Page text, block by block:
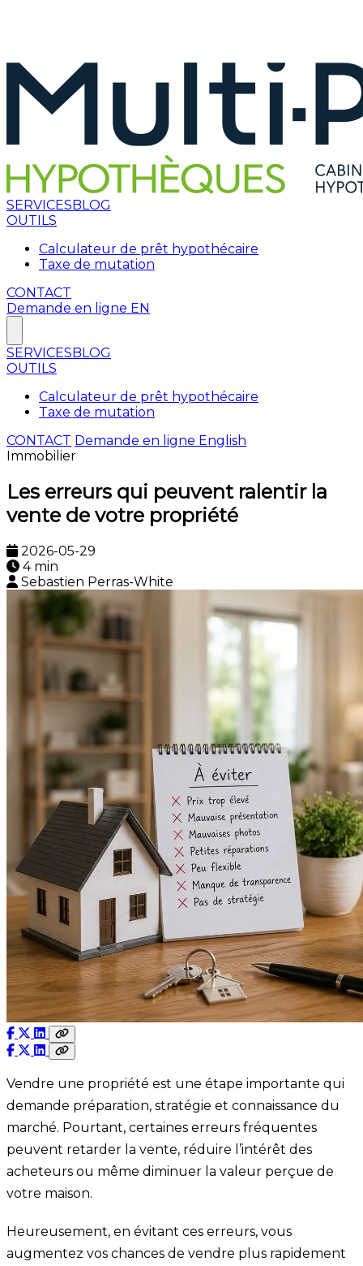
SERVICESBLOG
OUTILS
Calculateur de prêt hypothécaire
Taxe de mutation
CONTACT
Demande en ligne EN
SERVICESBLOG
OUTILS
Calculateur de prêt hypothécaire
Taxe de mutation
CONTACT Demande en ligne English
Immobilier
Les erreurs qui peuvent ralentir la
vente de votre propriété
2026-05-29
4 min
Sebastien Perras-White
Vendre une propriété est une étape importante qui
demande préparation, stratégie et connaissance du
marché. Pourtant, certaines erreurs fréquentes
peuvent retarder la vente, réduire l’intérêt des
acheteurs ou même diminuer la valeur perçue de
votre maison.
Heureusement, en évitant ces erreurs, vous
augmentez vos chances de vendre plus rapidement